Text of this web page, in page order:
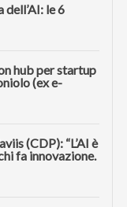
dell’AI: le 6
hub per startup
(ex e-
(CDP): “L’AI è
fa innovazione.